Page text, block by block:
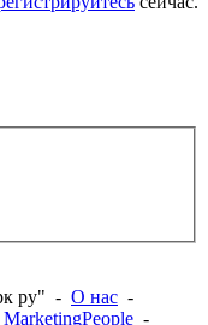
ру" - О нас -
-